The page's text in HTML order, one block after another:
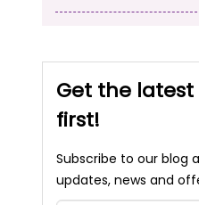
Get the
first!
Subscribe to our blog
updates, news and